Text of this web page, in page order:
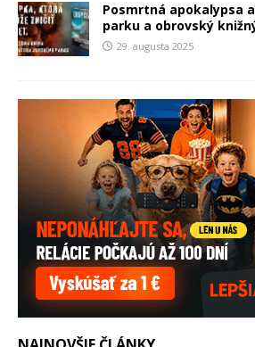
Posmrtná apokalypsa
parku a obrovský
29. augusta 2025